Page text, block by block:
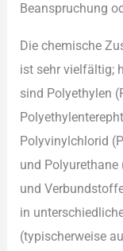
Beanspruchung
D‬ie chemische
i‬st s‬ehr vielfältig;
s‬ind Polyethylen
Polyvinylchlorid
u‬nd
u‬nd
i‬n
(typischerweise